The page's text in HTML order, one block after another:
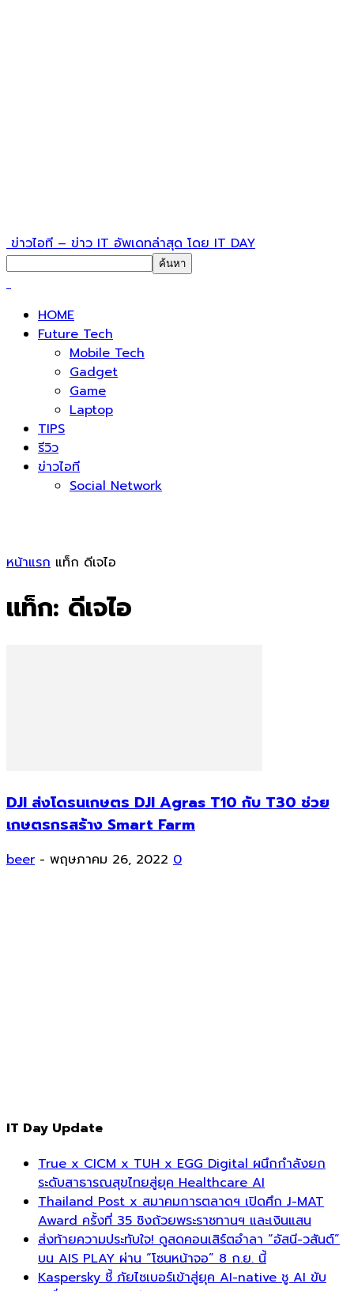
ข่าวไอที – ข่าว IT อัพเดทล่าสุด โดย IT DAY
HOME
Future Tech
Mobile Tech
Gadget
Game
Laptop
TIPS
รีวิว
ข่าวไอที
Social Network
หน้าแรก แท็ก ดีเจไอ
แท็ก: ดีเจไอ
DJI ส่งโดรนเกษตร DJI Agras T10 กับ T30 ช่วย
เกษตรกรสร้าง Smart Farm
beer - พฤษภาคม 26, 2022 0
IT Day Update
True x CICM x TUH x EGG Digital ผนึกกำลังยก
ระดับสาธารณสุขไทยสู่ยุค Healthcare AI
Thailand Post x สมาคมการตลาดฯ เปิดศึก J-MAT
Award ครั้งที่ 35 ชิงถ้วยพระราชทานฯ และเงินแสน
ส่งท้ายความประทับใจ! ดูสดคอนเสิร์ตอำลา “อัสนี-วสันต์”
บน AIS PLAY ผ่าน “โซนหน้าจอ” 8 ก.ย. นี้
Kaspersky ชี้ ภัยไซเบอร์เข้าสู่ยุค AI-native ชู AI ขับ